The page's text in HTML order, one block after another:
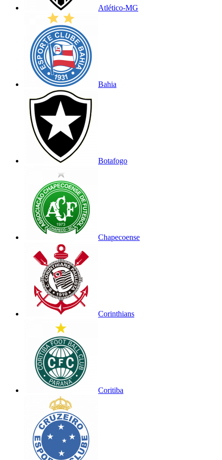
Atlético-MG
Bahia
Botafogo
Chapecoense
Corinthians
Coritiba